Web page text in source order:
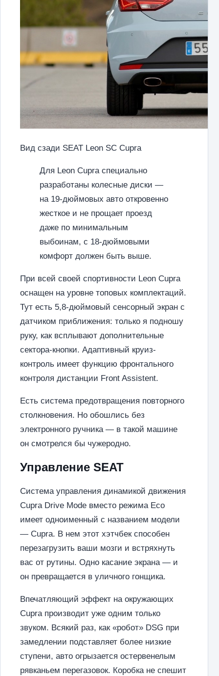
Вид сзади SEAT Leon SC Cupra
Для Leon Cupra специально
разработаны колесные диски —
на 19-дюймовых авто откровенно
жесткое и не прощает проезд
даже по минимальным
выбоинам, с 18-дюймовыми
комфорт должен быть выше.
При всей своей спортивности Leon Cupra
оснащен на уровне топовых комплектаций.
Тут есть 5,8-дюймовый сенсорный экран с
датчиком приближения: только я подношу
руку, как всплывают дополнительные
сектора-кнопки. Адаптивный круиз-
контроль имеет функцию фронтального
контроля дистанции Front Assistent.
Есть система предотвращения повторного
столкновения. Но обошлись без
электронного ручника — в такой машине
он смотрелся бы чужеродно.
Управление SEAT
Система управления динамикой движения
Cupra Drive Mode вместо режима Eco
имеет одноименный с названием модели
— Cupra. В нем этот хэтчбек способен
перезагрузить ваши мозги и встряхнуть
вас от рутины. Одно касание экрана — и
он превращается в уличного гонщика.
Впечатляющий эффект на окружающих
Cupra производит уже одним только
звуком. Всякий раз, как «робот» DSG при
замедлении подставляет более низкие
ступени, авто огрызается остервенелым
рявканьем перегазовок. Коробка не спешит